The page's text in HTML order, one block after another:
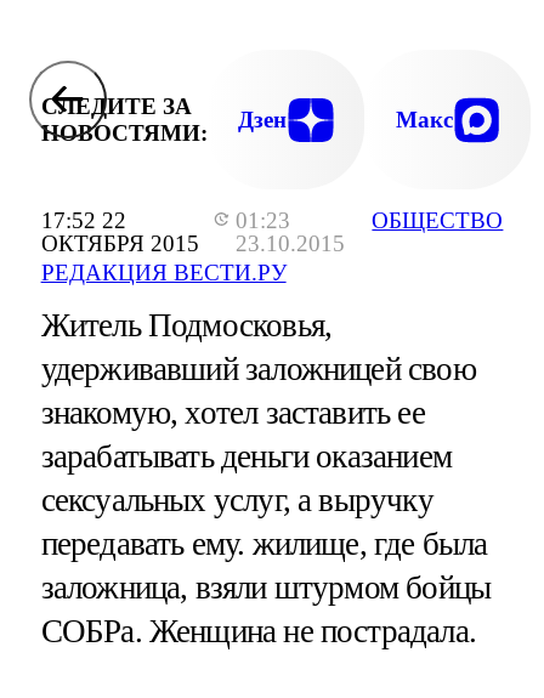
17:52 22
ОКТЯБРЯ 2015
01:23
23.10.2015
РЕДАКЦИЯ ВЕСТИ.РУ
ОБЩЕСТВО
СЛЕДИТЕ ЗА
НОВОСТЯМИ:
Дзен Макс
Житель Подмосковья,
удерживавший заложницей свою
знакомую, хотел заставить ее
зарабатывать деньги оказанием
сексуальных услуг, а выручку
передавать ему. жилище, где была
заложница, взяли штурмом бойцы
СОБРа. Женщина не пострадала.